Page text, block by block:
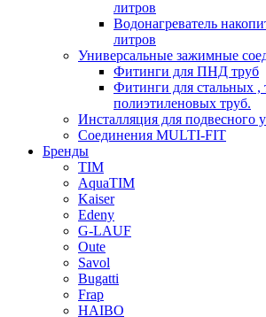
литров
Водонагреватель
литров
Универсальные зажимные
Фитинги для ПНД труб
Фитинги для стальных ,
полиэтиленовых труб.
Инсталляция для подвесного
Соединения MULTI-FIT
Бренды
TIM
AquaTIM
Kaiser
Edeny
G-LAUF
Oute
Savol
Bugatti
Frap
HAIBO